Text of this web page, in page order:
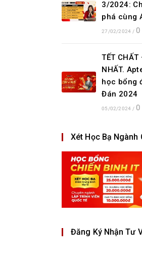
3/2024:
phá cùng
27/02/2024 / 0
TẾT CHẤT
NHẤT.
học bổng
Đán 2024
05/02/2024 / 0
Xét Học Bạ Ngành
Đăng Ký Nhận Tư